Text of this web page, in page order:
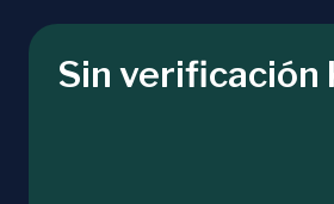
Sin verificación